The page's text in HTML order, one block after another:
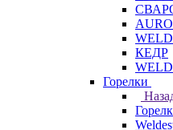
КЕДР
Горелки